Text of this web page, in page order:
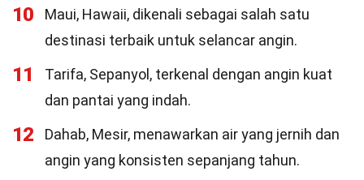
10
Maui, Hawaii, dikenali sebagai salah satu
destinasi terbaik untuk selancar angin.
11
Tarifa, Sepanyol, terkenal dengan angin kuat
dan pantai yang indah.
12
Dahab, Mesir, menawarkan air yang jernih dan
angin yang konsisten sepanjang tahun.